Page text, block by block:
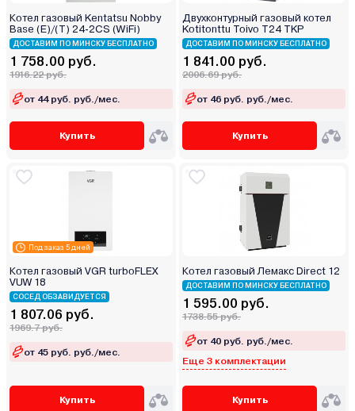
Котел газовый Kentatsu Nobby
Base (E)/(T) 24-2CS (WiFi)
ДОСТАВИМ ПО МИНСКУ БЕСПЛАТНО
1 758.00 руб.
1916.22 руб.
от 44 руб. руб./мес.
Купить
Двухконтурный газовый котел
Kotitonttu Toivo T24 TKP
ДОСТАВИМ ПО МИНСКУ БЕСПЛАТНО
1 841.00 руб.
2006.69 руб.
от 46 руб. руб./мес.
Купить
Под заказ 5 дней
Котел газовый VGR turboFLEX
VUW 18
СОСЕД ОБЗАВИДУЕТСЯ
1 807.06 руб.
1969.7 руб.
от 45 руб. руб./мес.
Купить
Котел газовый Лемакс Direct 12
ДОСТАВИМ ПО МИНСКУ БЕСПЛАТНО
1 595.00 руб.
1738.55 руб.
от 40 руб. руб./мес.
Еще 3 комплектации
Купить